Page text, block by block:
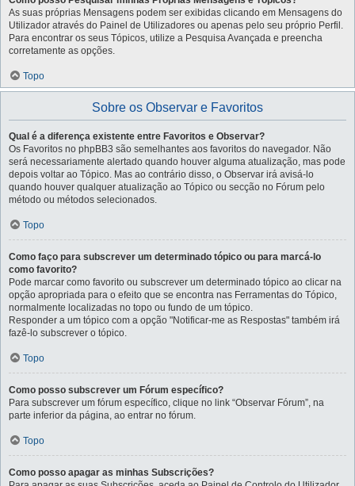
As suas próprias Mensagens podem ser exibidas clicando em Mensagens do
Utilizador através do Painel de Utilizadores ou apenas pelo seu próprio Perfil.
Para encontrar os seus Tópicos, utilize a Pesquisa Avançada e preencha
corretamente as opções.
Topo
Sobre os Observar e Favoritos
Qual é a diferença existente entre Favoritos e Observar?
Os Favoritos no phpBB3 são semelhantes aos favoritos do navegador. Não
será necessariamente alertado quando houver alguma atualização, mas pode
depois voltar ao Tópico. Mas ao contrário disso, o Observar irá avisá-lo
quando houver qualquer atualização ao Tópico ou secção no Fórum pelo
método ou métodos selecionados.
Topo
Como faço para subscrever um determinado tópico ou para marcá-lo
como favorito?
Pode marcar como favorito ou subscrever um determinado tópico ao clicar na
opção apropriada para o efeito que se encontra nas Ferramentas do Tópico,
normalmente localizadas no topo ou fundo de um tópico.
Responder a um tópico com a opção "Notificar-me as Respostas" também irá
fazê-lo subscrever o tópico.
Topo
Como posso subscrever um Fórum específico?
Para subscrever um fórum específico, clique no link “Observar Fórum”, na
parte inferior da página, ao entrar no fórum.
Topo
Como posso apagar as minhas Subscrições?